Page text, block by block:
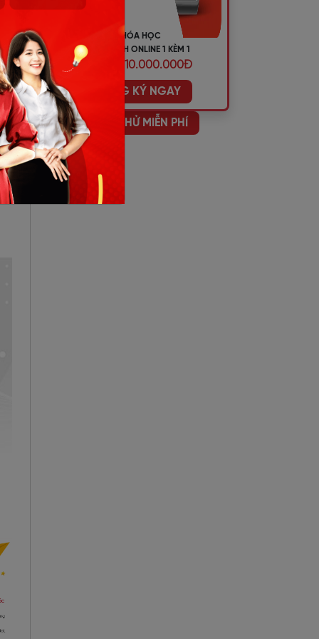
KHÓA HỌC
TIẾNG ANH ONLINE 1 KÈM 1
ƯU ĐÃI 10.000.000Đ
ĐĂNG KÝ NGAY
HỌC THỬ MIỄN PHÍ